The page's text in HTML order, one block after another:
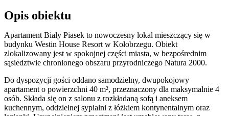
Opis obiektu
Apartament Biały Piasek to nowoczesny lokal mieszczący się w
budynku Westin House Resort w Kołobrzegu. Obiekt
zlokalizowany jest w spokojnej części miasta, w bezpośrednim
sąsiedztwie chronionego obszaru przyrodniczego Natura 2000.
Do dyspozycji gości oddano samodzielny, dwupokojowy
apartament o powierzchni 40 m², przeznaczony dla maksymalnie 4
osób. Składa się on z salonu z rozkładaną sofą i aneksem
kuchennym, oddzielnej sypialni z łóżkiem kontynentalnym oraz